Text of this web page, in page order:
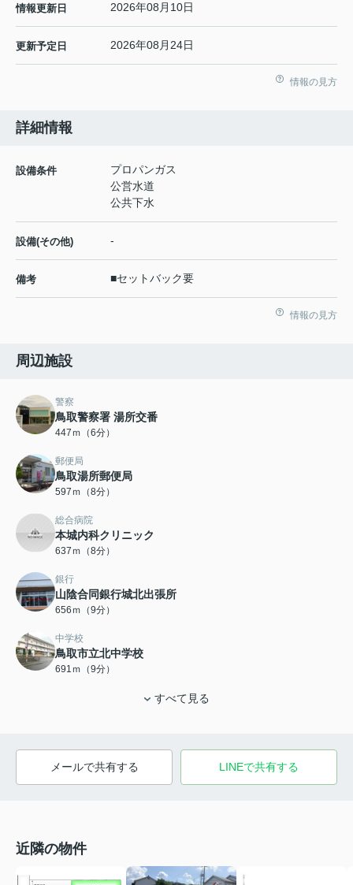
情報更新日 2026年08月10日
更新予定日 2026年08月24日
情報の見方
詳細情報
設備条件
プロパンガス
公営水道
公共下水
設備(その他) -
備考 ■セットバック要
情報の見方
周辺施設
警察
鳥取警察署 湯所交番
447ｍ（6分）
郵便局
鳥取湯所郵便局
597ｍ（8分）
総合病院
本城内科クリニック
637ｍ（8分）
銀行
山陰合同銀行城北出張所
656ｍ（9分）
中学校
鳥取市立北中学校
691ｍ（9分）
すべて見る
メールで共有する LINEで共有する
近隣の物件